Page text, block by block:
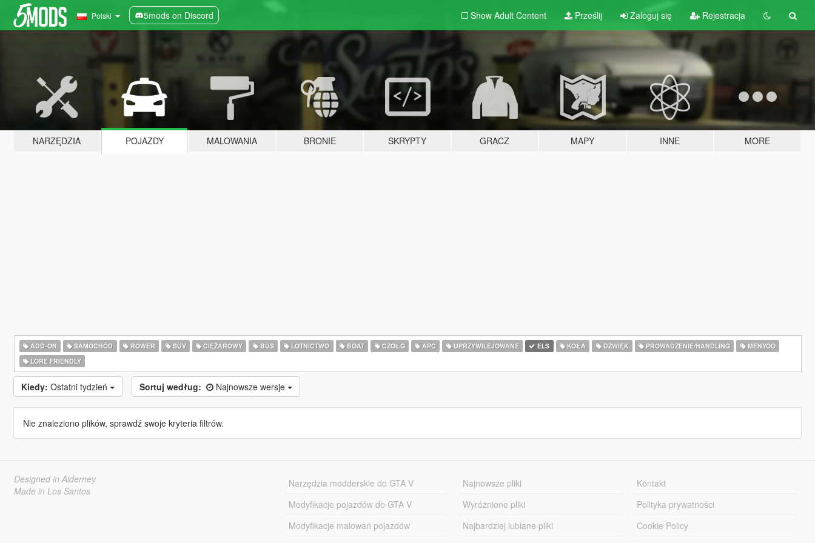
Polski 5mods on Discord Show Adult Content Prześlij Zaloguj się Rejestracja
NARZĘDZIA POJAZDY MALOWANIA BRONIE SKRYPTY GRACZ MAPY INNE MORE
ADD-ON SAMOCHÓD ROWER SUV CIĘŻAROWY BUS LOTNICTWO BOAT CZOŁG APC UPRZYWILEJOWANE ELS KOŁA DŹWIĘK PROWADZENIE/HANDLING
MENYOO
LORE FRIENDLY
Kiedy: Ostatni tydzień Sortuj według: Najnowsze wersje
Nie znaleziono plików, sprawdź swoje kryteria filtrów.
Designed in Alderney
Made in Los Santos
Narzędzia modderskie do GTA V
Modyfikacje pojazdów do GTA V
Modyfikacje malowań pojazdów
Najnowsze pliki
Wyróżnione pliki
Najbardziej lubiane pliki
Kontakt
Polityka prywatności
Cookie Policy